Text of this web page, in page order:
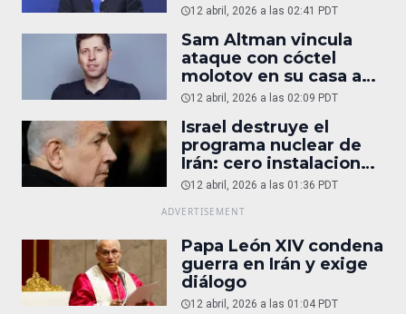
12 abril, 2026 a las 02:41 PDT
Sam Altman vincula
ataque con cóctel
molotov en su casa a
reportaje
12 abril, 2026 a las 02:09 PDT
Israel destruye el
programa nuclear de
Irán: cero instalaciones
operativas
12 abril, 2026 a las 01:36 PDT
Papa León XIV condena
guerra en Irán y exige
diálogo
12 abril, 2026 a las 01:04 PDT